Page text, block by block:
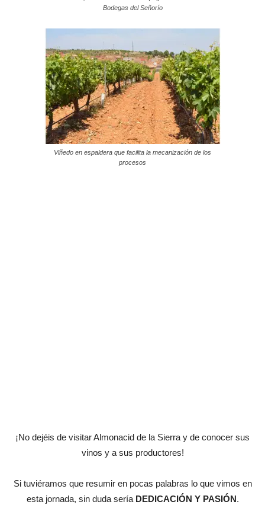
Bodegas del Señorío
Viñedo en espaldera que facilita la mecanización de los
procesos
¡No dejéis de visitar Almonacid de la Sierra y de conocer sus
vinos y a sus productores!
Si tuviéramos que resumir en pocas palabras lo que vimos en
esta jornada, sin duda sería DEDICACIÓN Y PASIÓN.